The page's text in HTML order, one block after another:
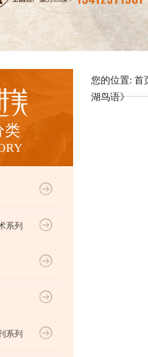
类
系列
系列
您的位置: 首
湖鸟语》